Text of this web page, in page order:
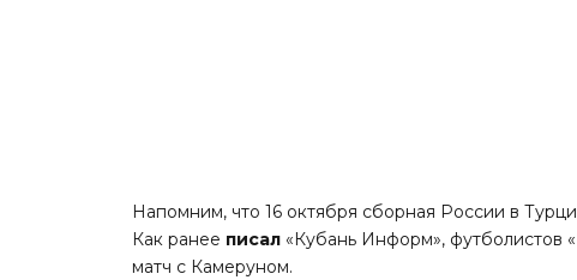
Напомним, что 16 октября сборная России в
Как ранее писал «Кубань Информ», футболистов
матч с Камеруном.